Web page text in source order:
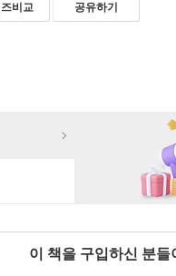
비교 공유하기
이 책을 구입하신 분